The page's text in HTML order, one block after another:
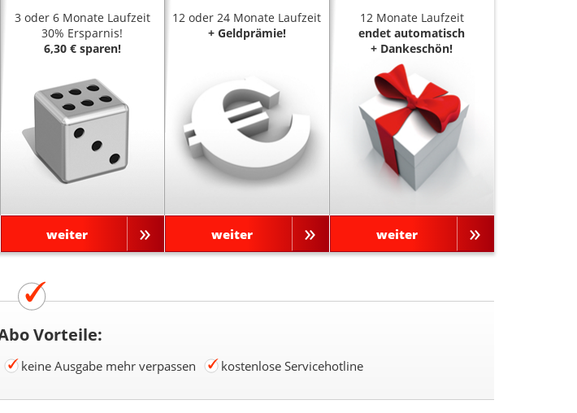
3 oder 6 Monate Laufzeit
30% Ersparnis!
6,30 € sparen!
weiter
12 oder 24 Monate Laufzeit
+ Geldprämie!
weiter
12 Monate Laufzeit
endet automatisch
+ Dankeschön!
weiter
Vorteile:
keine Ausgabe mehr verpassen kostenlose Servicehotline